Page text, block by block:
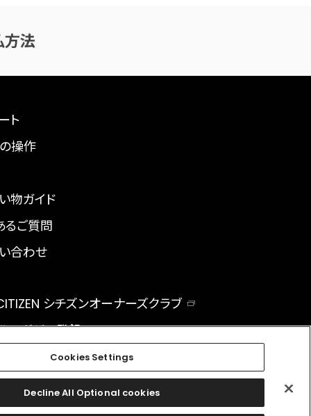
方法
ト
操作
物ガイド
るご質問
合わせ
シチズンオーナーズクラブ
マガジン登録
facebookinstagramtwitter
Cookies Settings
Decline All Optional cookies